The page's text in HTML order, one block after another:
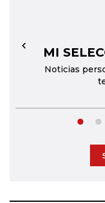
MI
Noticias
←